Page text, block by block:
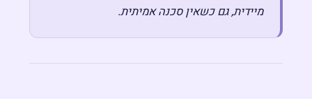
מיידית, גם כשאין סכנה אמיתית.